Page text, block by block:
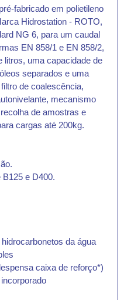
fabricado em polietileno
Hidrostation - ROTO,
NG 6, para um caudal
EN 858/1 e EN 858/2,
litros, uma capacidade de
separados e uma
de coalescência,
mecanismo
de amostras e
cargas até 200kg.
e D400.
da água
caixa de reforço*)